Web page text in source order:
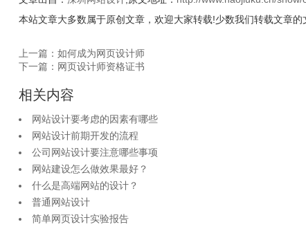
本站文章大多数属于原创文章，欢迎大家转载!少数我们转载文章
上一篇：如何成为网页设计师
下一篇：网页设计师资格证书
相关内容
网站设计要考虑的因素有哪些
网站设计前期开发的流程
公司网站设计要注意哪些事项
网站建设怎么做效果最好？
什么是高端网站的设计？
普通网站设计
简单网页设计实验报告